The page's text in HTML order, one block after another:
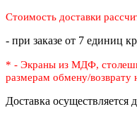
Стоимость доставки
- при заказе от 7 единиц
* - Экраны из МДФ,
размерам обмену/возврату
Доставка осуществляется